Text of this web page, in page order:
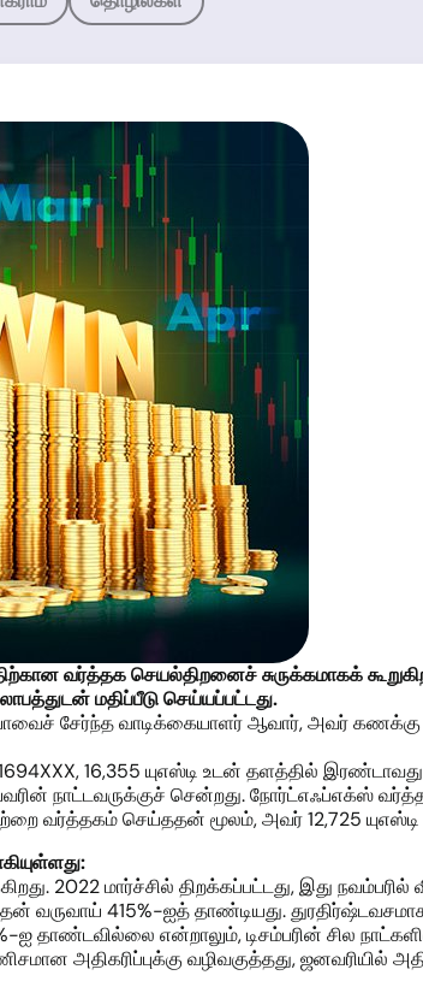
வர்த்தக செயல்திறனைச் சுருக்கமாகக் கூ
லாபத்துடன் மதிப்பீடு செய்யப்பட்டது.
சேர்ந்த வாடிக்கையாளர் ஆவார், அவர்
16,355 யுஎஸ்டி உடன் தளத்தில் இரண்டாவது
நாட்டவருக்குச் சென்றது. நோர்ட்எஃப்எக்ஸ்
வர்த்தகம் செய்ததன் மூலம், அவர் 12,725
2022 மார்ச்சில் திறக்கப்பட்டது, இது நவம்பரில்
415%-ஐத் தாண்டியது.
ஐ தாண்டவில்லை என்றாலும், டிசம்பரின் சில
அதிகரிப்புக்கு வழிவகுத்தது, ஜனவரியில்